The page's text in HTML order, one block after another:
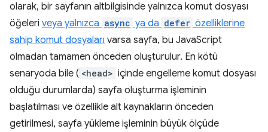
olarak, bir sayfanın altbilgisinde yalnızca komut dosyası
öğeleri veya yalnızca async ya da defer özelliklerine
sahip komut dosyaları varsa sayfa, bu JavaScript
olmadan tamamen önceden oluşturulur. En kötü
senaryoda bile ( <head> içinde engelleme komut dosyası
olduğu durumlarda) sayfa oluşturma işleminin
başlatılması ve özellikle alt kaynakların önceden
getirilmesi, sayfa yükleme işleminin büyük ölçüde